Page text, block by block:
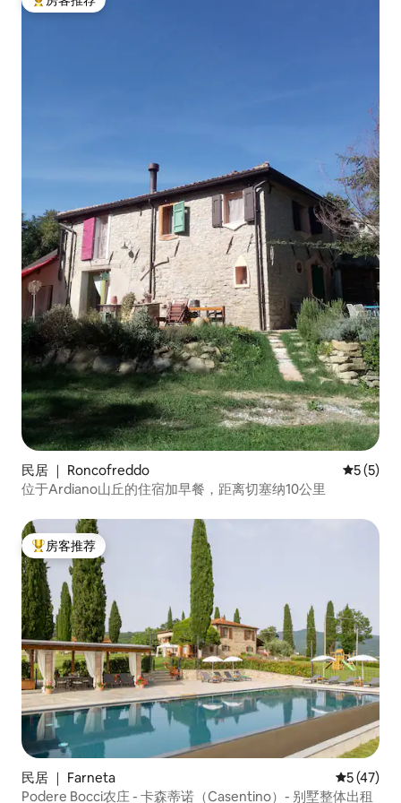
热门「房客推荐」
民居 ｜ Roncofreddo 平均评分
5 (5)
位于Ardiano山丘的住宿加早餐，距离切塞纳10公里
热门「房客推荐」
房客推荐
民居 ｜ Farneta 平均评分
5 (47)
Podere Bocci农庄 - 卡森蒂诺（Casentino）- 别墅整体出租